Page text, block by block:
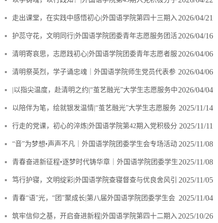
培训圆满结束 2026/04/21
走出课堂，在实践中感悟初心|外国语学院第四十三期入
党积极分子培训实践活动纪实 2026/04/16
护蕊守花，文明同行|外国语学院团委青年志愿服务团活
动纪实 2026/04/06
清明寄哀思，志愿践初心|外国语学院团委青年志愿者服
务团用行动书写清明时节答卷 2026/04/06
清明祭英烈，学子诵忠魂｜外国语学院师生党员代表参
加大连市“追寻·2026·清明祭英烈”主题活动 2026/04/04
|以指尖温度，赴清明之约|“茧艺融光”大学生志愿服务中
心活动纪实 2025/11/14
以陪伴为笔，绘就银发温情|“茧艺融光”大学生志愿服务
中心活动纪实(二) 2025/11/11
行走的党课，初心的淬炼|外国语学院第42期入党积极分
子十月社会实践纪实 2025/11/08
“音”为梦想•声声不凡｜外国语学院团委学生会专场活动
（下） 2025/11/08
青春奋进新征程•逐梦时代铸华章｜外国语学院团委学生
会专场活动（上） 2025/11/05
​笃行护寝，文明绽彩|外国语学院查寝督查与优良舍风引
领系列活动（一） 2025/11/04
青春“语”光，“团”聚成长|第八届外国语学院团委学生会
见面大会 2025/10/26
筑牢信仰之基，开启奋进新程|外国语学院第四十二期入